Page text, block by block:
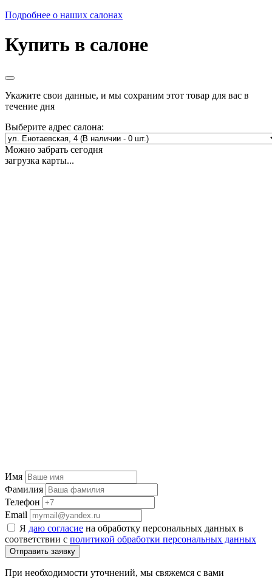
Подробнее о наших салонах
Купить в салоне
Укажите свои данные, и мы сохраним этот товар для вас в
течение дня
Выберите адрес салона:
Можно забрать сегодня
загрузка карты...
Имя
Фамилия
Телефон
Email
Я даю согласие на обработку персональных данных в
соответствии с политикой обработки персональных данных
Отправить заявку
При необходимости уточнений, мы свяжемся с вами